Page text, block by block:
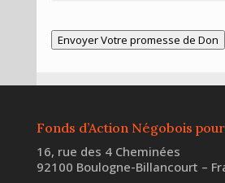
Envoyer Votre promesse de Don
Fonds d’Action Négobois
16, rue des 4 Cheminées
92100 Boulogne-Billancourt –